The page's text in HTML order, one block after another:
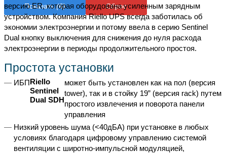
Показать(6) Сброс
версию ER, которая оборудована усиленным зарядным
устройством. Компания Riello UPS всегда заботилась об
экономии электроэнергии и потому ввела в серию Sentinel
Dual кнопку выключения для снижения до нуля расхода
электроэнергии в периоды продолжительного простоя.
Простота установки
ИБПRiello
Sentinel
Dual SDH
может быть установлен как на пол (версия
tower), так и в стойку 19” (версия rack) путем
простого извлечения и поворота панели
управления
Низкий уровень шума (<40дБА) при установке в любых
условиях благодаря цифровому управлению системой
вентиляции с широтно-импульсной модуляцией,